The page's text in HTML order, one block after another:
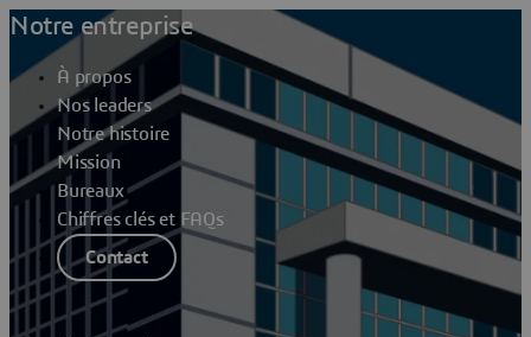
Notre entreprise
À propos
Nos leaders
Notre histoire
Mission
Bureaux
Chiffres clés et FAQs
Contact